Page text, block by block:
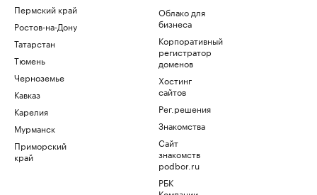
Пермский край
Ростов-на-Дону
Татарстан
Тюмень
Черноземье
Кавказ
Карелия
Мурманск
Приморский
край
Облако для
бизнеса
Корпоративный
регистратор
доменов
Хостинг
сайтов
Рег.решения
Знакомства
Сайт
знакомств
podbor.ru
РБК